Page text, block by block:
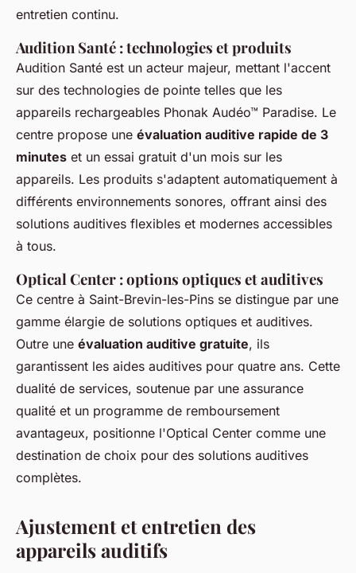
entretien continu.
Audition Santé : technologies et produits
Audition Santé est un acteur majeur, mettant l'accent
sur des technologies de pointe telles que les
appareils rechargeables Phonak Audéo™ Paradise. Le
centre propose une évaluation auditive rapide de 3
minutes et un essai gratuit d'un mois sur les
appareils. Les produits s'adaptent automatiquement à
différents environnements sonores, offrant ainsi des
solutions auditives flexibles et modernes accessibles
à tous.
Optical Center : options optiques et auditives
Ce centre à Saint-Brevin-les-Pins se distingue par une
gamme élargie de solutions optiques et auditives.
Outre une évaluation auditive gratuite, ils
garantissent les aides auditives pour quatre ans. Cette
dualité de services, soutenue par une assurance
qualité et un programme de remboursement
avantageux, positionne l'Optical Center comme une
destination de choix pour des solutions auditives
complètes.
Ajustement et entretien des
appareils auditifs